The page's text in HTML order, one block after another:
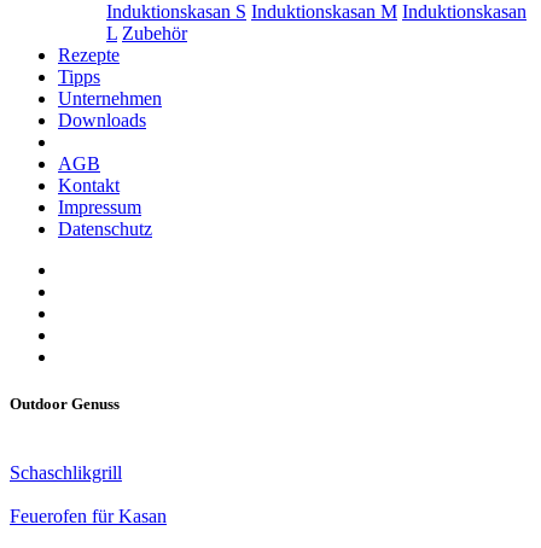
Induktionskasan S Induktionskasan M Induktionskasan
L Zubehör
Rezepte
Tipps
Unternehmen
Downloads
AGB
Kontakt
Impressum
Datenschutz
Outdoor Genuss
Schaschlikgrill
Feuerofen für Kasan